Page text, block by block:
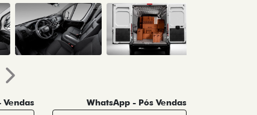
Próximo
Vendas WhatsApp - Pós Vendas